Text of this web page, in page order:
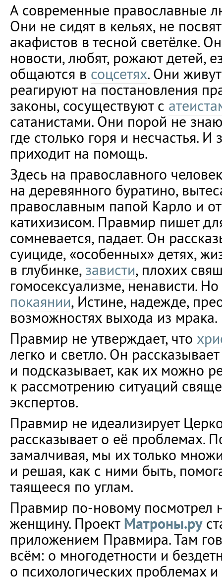
А современные православные
Они не сидят в кельях, не
акафистов в тесной светёлке.
новости, любят, рожают детей,
общаются в соцсетях. Они
реагируют на постановления
законы, сосуществуют с
сатанистами. Они порой не
где столько горя и несчастья.
приходит на помощь.
Здесь на православного
на деревянного буратино,
православным папой Карло и
катихизисом. Правмир пишет
сомневается, падает. Он
суициде, «особенных» детях,
в глубинке, зависти, плохих
гомосексуализме, ненависти.
покаянии, Истине, надежде,
возможностях выхода из мрака.
Правмир не утверждает, что
легко и светло. Он
и подсказывает, как их можно
к рассмотрению ситуаций
экспертов.
Правмир не идеализирует
рассказывает о её проблемах.
замалчивая, мы их только
и решая, как с ними быть,
таящееся по углам.
Правмир по-новому посмотрел
женщину. Проект Матроны.ру
приложением Правмира. Там
всём: о многодетности и
о психологических проблемах